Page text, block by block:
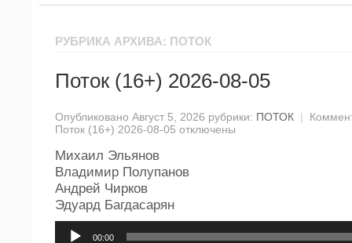
РУБРИКА АРХИВА: ПОТОК
Поток (16+) 2026-08-05
Опубликовано Август 5, 2026 рубрики: ПОТОК |
Поток (16+) 2026-08-05 отключены
Михаил Эльянов
Владимир Полупанов
Андрей Чирков
Эдуард Багдасарян
00:00